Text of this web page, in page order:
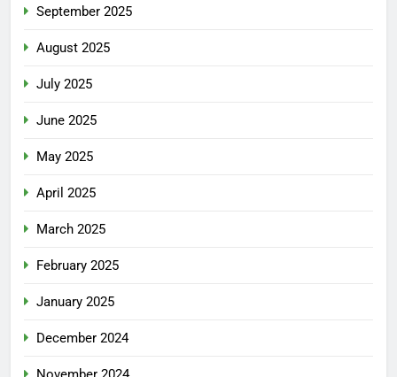
September 2025
August 2025
July 2025
June 2025
May 2025
April 2025
March 2025
February 2025
January 2025
December 2024